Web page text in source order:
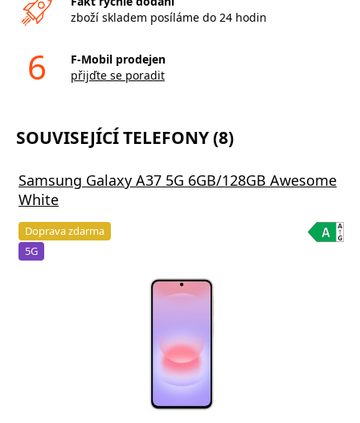
zboží skladem posíláme do 24 hodin
6
F-Mobil prodejen
přijďte se poradit
SOUVISEJÍCÍ TELEFONY (8)
Samsung Galaxy A37 5G 6GB/128GB Awesome
White
Doprava zdarma
5G